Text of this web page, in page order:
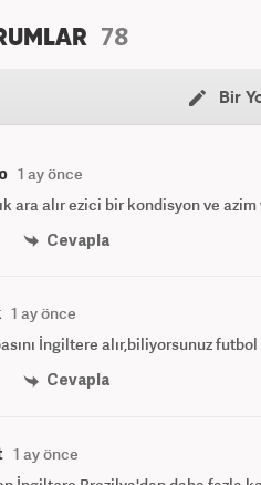
78
Bir
1 ay önce
ara alır ezici bir kondisyon ve
Cevapla
1 ay önce
İngiltere alır,biliyorsunuz
Cevapla
1 ay önce